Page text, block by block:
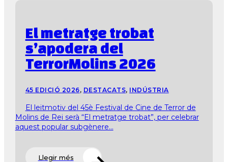
El metratge trobat
s’apodera del
TerrorMolins 2026
45 EDICIÓ 2026, DESTACATS, INDÚSTRIA
El leitmotiv del 45è Festival de Cine de Terror de
Molins de Rei serà “El metratge trobat”, per celebrar
aquest popular subgènere...
Llegir més